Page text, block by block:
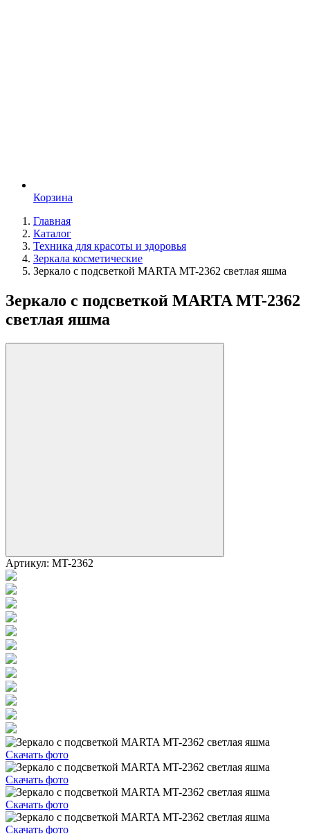
Корзина
Главная
Каталог
Техника для красоты и здоровья
Зеркала косметические
Зеркало с подсветкой MARTA MT-2362 светлая яшма
Зеркало с подсветкой MARTA MT-2362
светлая яшма
Артикул: MT-2362
Скачать фото
Скачать фото
Скачать фото
Скачать фото